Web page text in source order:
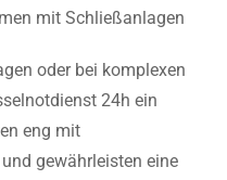
mit Schließanlagen
oder bei komplexen
24h ein
eng mit
gewährleisten eine